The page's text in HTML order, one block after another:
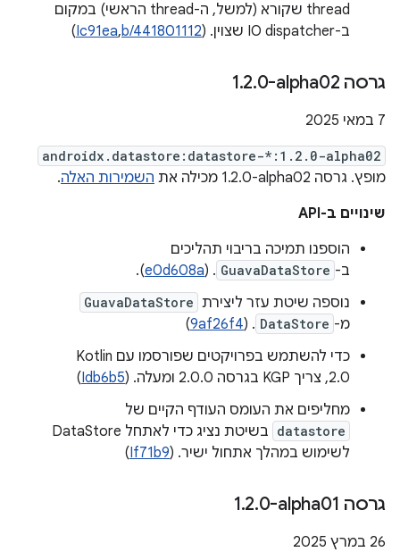
thread שקורא (למשל, ה-thread הראשי) במקום
ב-IO dispatcher שצוין. (
Ic91ea,b/441801112
)
גרסה ‎1 .2.0-alpha02
‫7 במאי 2025
androidx.datastore:datastore-*:1.2.0-alpha02
מופץ. גרסה ‎1.2.0-alpha02 מכילה את השמירות האלה.
שינויים ב-API
הוספנו תמיכה בריבוי תהליכים
ב- GuavaDataStore
. (
e0d608a
).
נוספה שיטת עזר ליצירת GuavaDataStore
מ- DataStore
. (
9af26f4
)
כדי להשתמש בפרויקטים שפורסמו עם Kotlin
2.0, צריך KGP בגרסה 2.0.0 ומעלה. (
Idb6b5
)
מחליפים את העומס העודף הקיים של
datastore
בשיטת נציג כדי לאתחל DataStore
לשימוש במהלך אתחול ישיר. (If71b9
)
גרסה ‎1 .2.0-alpha01
‫26 במרץ 2025